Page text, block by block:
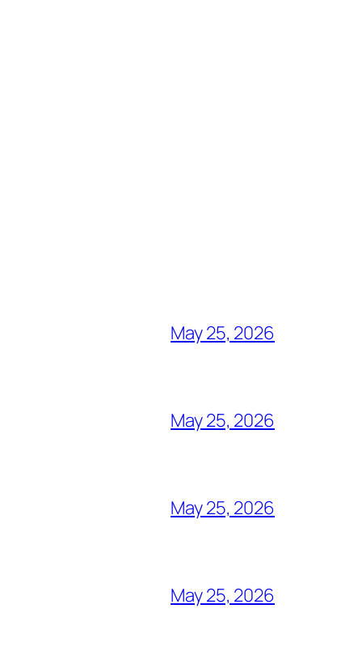
May 25, 2026
May 25, 2026
May 25, 2026
May 25, 2026